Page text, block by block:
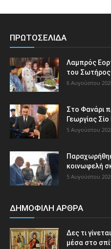
ΠΡΩΤΟΣΕΛΙΔΑ
Λαμπρός
του Σωτήρος
6 Αυγούστου
Στο Φανάρι
Γεωργίας Σίο
5 Αυγούστου
κοινωφελή
5 Αυγούστου
ΔΗΜΟΦΙΛΗ ΑΡΘΡΑ
Δες τι
μέσα στο